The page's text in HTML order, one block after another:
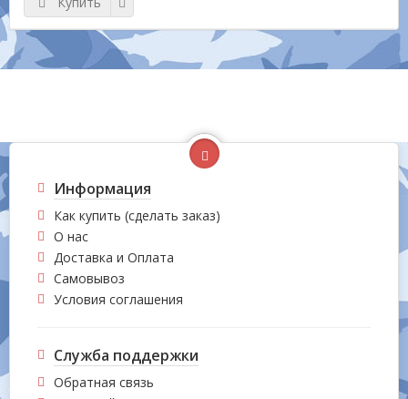
Информация
Как купить (сделать заказ)
О нас
Доставка и Оплата
Самовывоз
Условия соглашения
Служба поддержки
Обратная связь